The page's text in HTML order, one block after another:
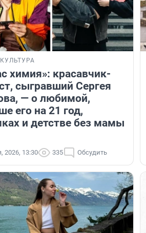
КУЛЬТУРА
химия»: красавчик-
сыгравший Сергея
— о любимой,
его на 21 год,
и детстве без мамы
2026, 13:30 335 Обсудить